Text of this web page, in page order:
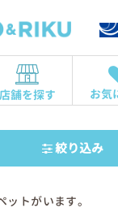
店舗を探す お気
絞り込み
ットがいます。